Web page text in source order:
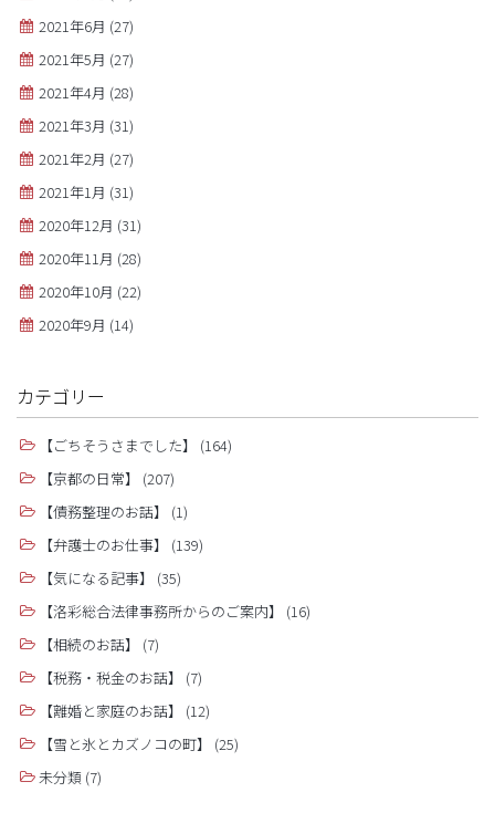
2021年6月 (27)
2021年5月 (27)
2021年4月 (28)
2021年3月 (31)
2021年2月 (27)
2021年1月 (31)
2020年12月 (31)
2020年11月 (28)
2020年10月 (22)
2020年9月 (14)
カテゴリー
【ごちそうさまでした】
(164)
【京都の日常】
(207)
【債務整理のお話】
(1)
【弁護士のお仕事】
(139)
【気になる記事】
(35)
【洛彩総合法律事務所からのご案内】
(16)
【相続のお話】
(7)
【税務・税金のお話】
(7)
【離婚と家庭のお話】
(12)
【雪と氷とカズノコの町】
(25)
未分類 (7)